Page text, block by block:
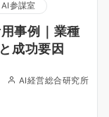
参謀室
事例｜業種
成功要因
AI経営総合研究所